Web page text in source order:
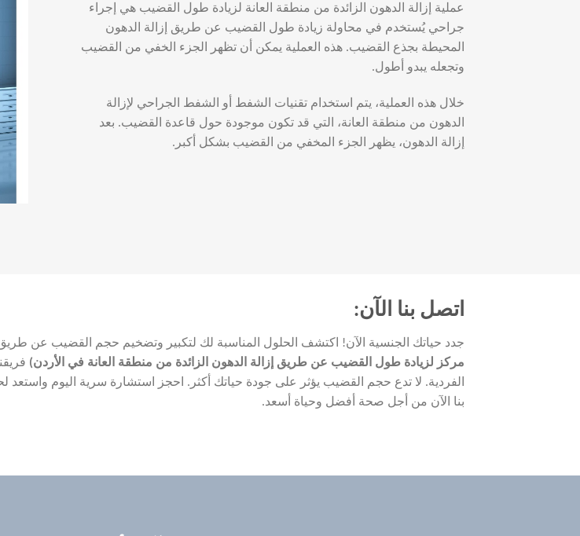
عملية إزالة الدهون الزائدة من منطقة العانة لزيادة طول القضيب هي إجراء
جراحي يُستخدم في محاولة زيادة طول القضيب عن طريق إزالة الدهون
المحيطة بجذع القضيب. هذه العملية يمكن أن تظهر الجزء الخفي من القضيب
وتجعله يبدو أطول.
خلال هذه العملية، يتم استخدام تقنيات الشفط أو الشفط الجراحي لإزالة
الدهون من منطقة العانة، التي قد تكون موجودة حول قاعدة القضيب. بعد
إزالة الدهون، يظهر الجزء المخفي من القضيب بشكل أكبر.
اتصل بنا الآن:
جدد حياتك الجنسية الآن! اكتشف الحلول المناسبة لك لتكبير وتضخيم حجم القضيب عن
مركز لزيادة طول القضيب عن طريق إزالة الدهون الزائدة من منطقة العانة في الأردن)
الفردية. لا تدع حجم القضيب يؤثر على جودة حياتك أكثر. احجز استشارة سرية اليوم واستعد
بنا الآن من أجل صحة أفضل وحياة أسعد.